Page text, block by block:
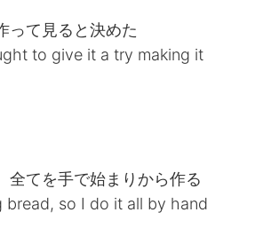
って見ると決めた
to give it a try making it
全てを手で始まりから作る
bread, so I do it all by hand